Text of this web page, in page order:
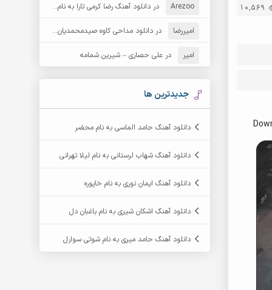
10,569
Arezoo دردانلود آهنگ رضا کرمی تارا به نام قمار
امیررضا دردانلود مداحی کاوه صیدمحمدیان به نام سردار باوفا
امیر درعلی حصاری – شیرین شمامه
جدیدترین ها
دانلود آهنگ حامد الماسی به نام محضر
دانلود آهنگ شهاب لرستانی به نام لیلا تهرانی
دانلود آهنگ ایمان نوری به نام خاپوره
دانلود آهنگ اشکان شیری به نام باغبان دل
دانلود آهنگ حامد میری به نام شوتی سوارل